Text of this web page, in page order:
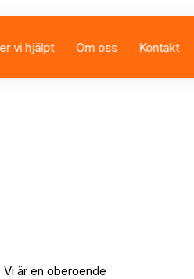
vi hjälpt Om oss Kontakt
är en oberoende